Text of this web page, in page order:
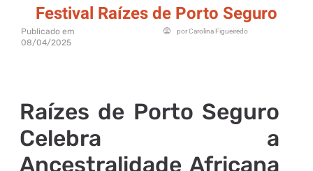
Festival Raízes de Porto Seguro
Publicado em
08/04/2025
porCarolina Figueiredo
Raízes de Porto Seguro
Celebra a
Ancestralidade Africana